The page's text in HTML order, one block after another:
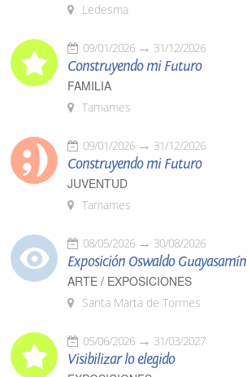
Ledesma
09/01/2026 31/12/2026
Construyendo mi Futuro
FAMILIA
Tamames
09/01/2026 31/12/2026
Construyendo mi Futuro
JUVENTUD
Tamames
08/05/2026 30/08/2026
Exposición Oswaldo Guayasamín
ARTE / EXPOSICIONES
Santa Marta de Tormes
05/06/2026 31/03/2027
Visibilizar lo elegido